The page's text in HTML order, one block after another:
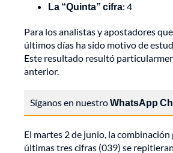
La “Quinta” cifra: 4
Para los analistas y apostadores
últimos días ha sido motivo de
Este resultado resultó
anterior.
Síganos en nuestroWhatsApp
El martes 2 de junio, la
últimas tres cifras (039) se